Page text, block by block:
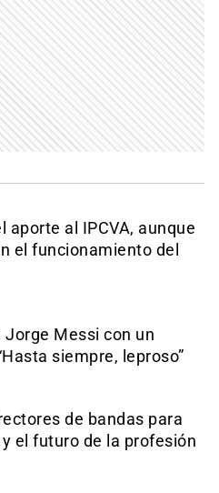
aporte al IPCVA, aunque
el funcionamiento del
Messi con un
siempre, leproso”
de bandas para
el futuro de la profesión